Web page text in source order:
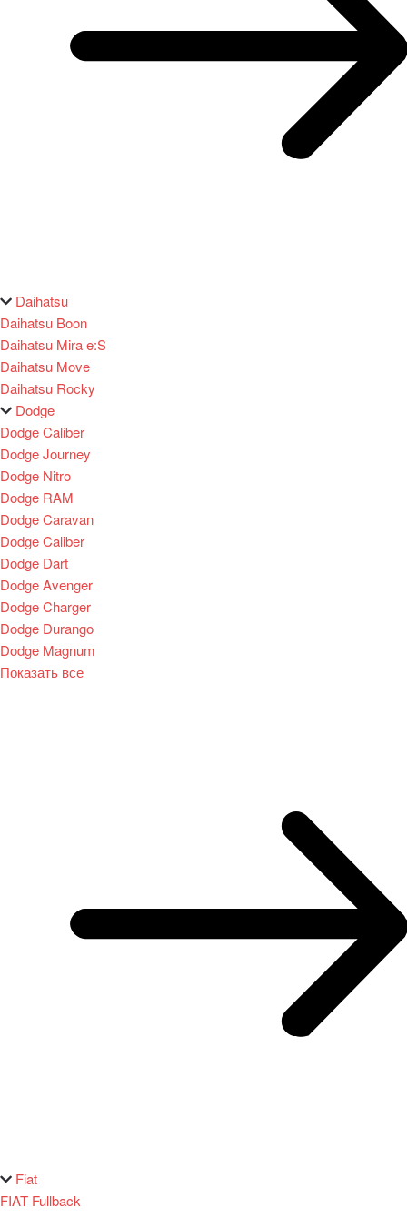
Daihatsu
Daihatsu Boon
Daihatsu Mira e:S
Daihatsu Move
Daihatsu Rocky
Dodge
Dodge Caliber
Dodge Journey
Dodge Nitro
Dodge RAM
Dodge Caravan
Dodge Caliber
Dodge Dart
Dodge Avenger
Dodge Charger
Dodge Durango
Dodge Magnum
Показать все
Fiat
FIAT Fullback